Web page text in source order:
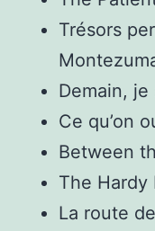
Trésors
Demain,
Ce qu’on
Between
The Hardy
La route